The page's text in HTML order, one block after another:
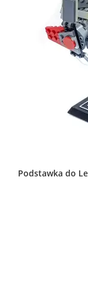
Podstawka do